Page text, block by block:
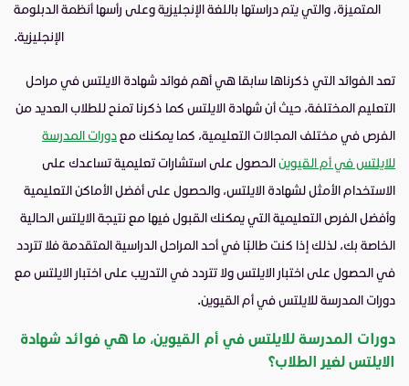
المتميزة، والتي يتم دراستها باللغة الإنجليزية وعلى رأسها أنظمة الدبلومة
الإنجليزية.
تعد الفوائد التي ذكرناها سابقا هي أهم فوائد شهادة الايلتس في مراحل
التعليم المختلفة، حيث أن شهادة الايلتس كما ذكرنا تمنح للطلاب العديد من
الفرص في مختلف المجالات التعليمية، كما يمكنك معدورات المدرسة
للايلتس في أم القيوينالحصول على استشارات تعليمية تساعدك على
الاستخدام الأمثل لشهادة الايلتس، والحصول على أفضل الأماكن التعليمية
وأفضل الفرص التعليمية التي يمكنك القبول فيها مع نتيجة الايلتس الحالية
الخاصة بك، لذلك إذا كنت طالبًا في أحد المراحل الدراسية المتقدمة فلا تتردد
في الحصول على اختبار الايلتس ولا تتردد في التدريب على اختبار الايلتس مع
دورات المدرسة للايلتس في أم القيوين.
دورات المدرسة للايلتس في أم القيوين، ما هي فوائد شهادة
الايلتس لغير الطلاب؟